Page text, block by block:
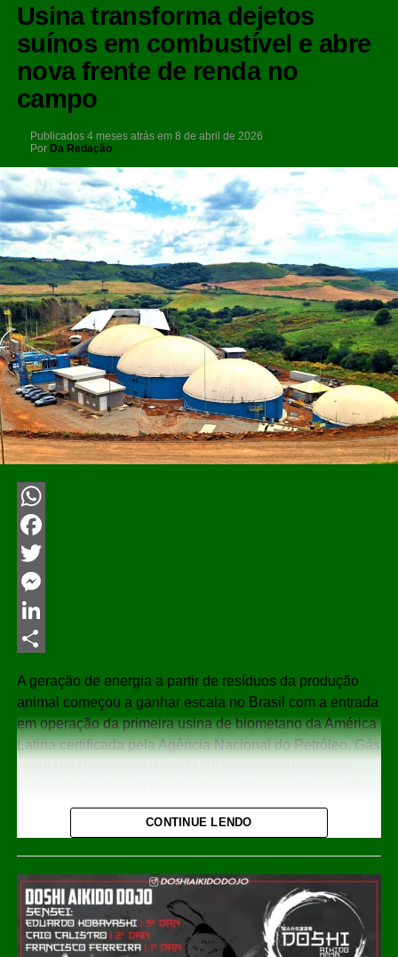
Usina transforma dejetos
suínos em combustível e abre
nova frente de renda no
campo
Publicados 4 meses atrás em 8 de abril de 2026
Por Da Redação
WhatsApp
Facebook
Twitter
Messenger
LinkedIn
A geração de energia a partir de resíduos da produção
animal começou a ganhar escala no Brasil com a entrada
em operação da primeira usina de biometano da América
Latina certificada pelaAgência Nacional do Petróleo, Gás
km da capital, Florianópolis), no Meio-Oeste de Santa
Catarina, uma das principais regiões produtoras de
O projeto recebeu cerca de R$ 65 milhões em
investimentos e tem capacidade de produzir até 16 mil
metros cúbicos de biometano por dia, combustível
CONTINUE LENDO